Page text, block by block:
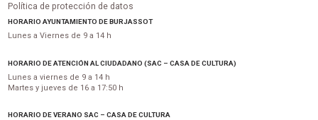
Política de protección de datos
HORARIO AYUNTAMIENTO DE BURJASSOT
Lunes a Viernes de 9 a 14 h
HORARIO DE ATENCIÓN AL CIUDADANO (SAC – CASA DE CULTURA)
Lunes a viernes de 9 a 14 h
Martes y jueves de 16 a 17:50 h
HORARIO DE VERANO SAC – CASA DE CULTURA